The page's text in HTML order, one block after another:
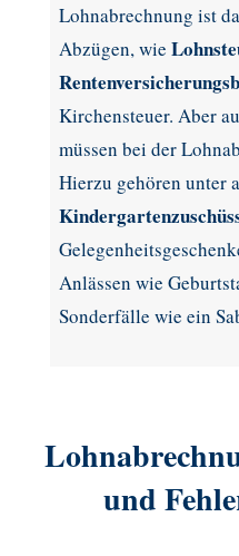
Lohnabrechnung ist
Abzügen, wie
Kirchensteuer. Aber
müssen bei der
Hierzu gehören unter
Anlässen wie
Sonderfälle wie ein
und